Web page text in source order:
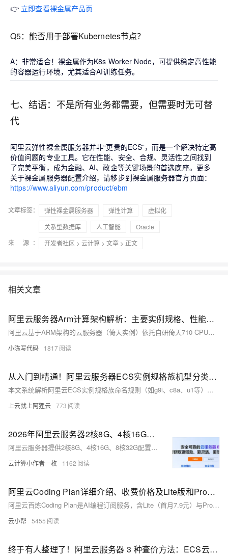
👉 立即查看裸金属产品页
Q5：能否用于部署Kubernetes节点？
A：非常适合！裸金属作为K8s Worker Node，可提供稳定高性能
的容器运行环境，尤其适合AI训练任务。
七、结语：不是所有业务都需要，但需要时无可替
代
阿里云弹性裸金属服务器并非“更贵的ECS”，而是一个解决特定高
价值问题的专业工具。它在性能、安全、合规、灵活性之间找到
了完美平衡，成为金融、AI、政企等关键场景的首选底座。更多
关于裸金属服务器配置介绍，请移步到裸金属服务器官方页面：
https://www.aliyun.com/product/ebm
文章标签： 弹性裸金属服务器 弹性计算
虚拟化
关系型数据库
人工智能
Oracle
来 源：
开发者社区 > 云计算 > 文章 > 正文
相关文章
阿里云服务器Arm计算架构解析：主要实例规格、性能特点、适用场景与价格参考
阿里云基于ARM架构的云服务器（倚天实例）依托自研倚天710 CPU与第四代神龙/CIPU架构，Arm计算架构以其低功耗、高效率的特点受到广泛关注。本文将为大家解析阿里云服务器Arm计算架构的技术特点、适用场景以及包年包月与按量付费的详细价格信息与最新活动价格情况，以供选择参考。
小陈写代码 1817
从入门到精通！阿里云服务器ECS实例规格族机型分类，一文讲透不踩雷
本文系统解析阿里云ECS实例规格族命名规则（如g9i、c8a、u1等），详解通用型、计算型、内存型、高主频型、ARM架构u1及弹性裸金属等6大类适用场景，并提供5大避坑指南与快速选型表，助你精准选型、降本增效。
上云就上阿狸云 773
2026年阿里云服务器2核8G、4核16G、8核32G最新收费标准和活动价格参考
阿里云服务器提供2核8G、4核16G、8核32G配置，适合中小型数据库、缓存、搜索集群及企业办公等场景。收费标准包括按量付费、包月及多年付费，价格因实例规格和购买时长而异。文中列举了详细价格，如2核8G配置年付701.40元起，4核16G配置年付1291.80元起，8核32G配置年付7551.94元起。用户可根据需求选择，并通过阿里云活动页面获取实时优惠，领券购买可额外减免。
云计算小作者一枚 1162
阿里云Coding Plan详细介绍、收费价格及Lite版和Pro版费用清单，2026年最新手动整理
阿里云百炼Coding Plan是AI编程订阅服务，含Lite（首月7.9元）与Pro（首月39.9元）两版，提供Qwen3.5/3-max/3-coder、Kimi K2.5、GLM-4.7等模型调用额度，支持Qwen Code等工具，按月付费、一键接入。
云小帮 5455
终于有人整理了！阿里云服务器 3 种查价方法：ECS云服务器、轻量和GPU服务器